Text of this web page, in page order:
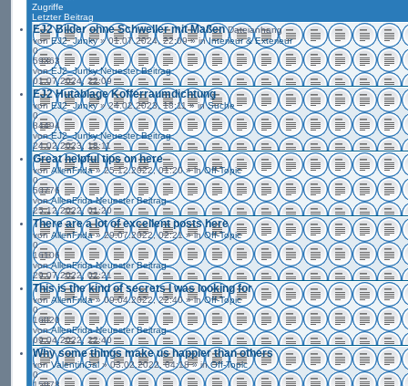
Zugriffe
Letzter Beitrag
EJ2 Bilder ohne Schweller mit Maßen Dateianhang
vonEJ2_Junky» 01.07.2024, 22:09 » inInterieur & Exterieur
0
59363
vonEJ2_Junky Neuester Beitrag
01.07.2024, 22:09
EJ2 Hutablage Kofferraumdichtung
vonEJ2_Junky» 24.02.2023, 18:11 » inSuche
0
84494
vonEJ2_Junky Neuester Beitrag
24.02.2023, 18:11
Great helpful tips on here
vonAllenFrida» 25.12.2022, 01:20 » inOff-Topic
0
50776
vonAllenFrida Neuester Beitrag
25.12.2022, 01:20
There are a lot of excellent posts here
vonAllenFrida» 29.07.2022, 02:21 » inOff-Topic
0
16106
vonAllenFrida Neuester Beitrag
29.07.2022, 02:21
This is the kind of secrets I was looking for
vonAllenFrida» 09.04.2022, 22:40 » inOff-Topic
0
16020
vonAllenFrida Neuester Beitrag
09.04.2022, 22:40
Why some things make us happier than others
vonValentinGal » 03.02.2022, 04:18 » inOff-Topic
0